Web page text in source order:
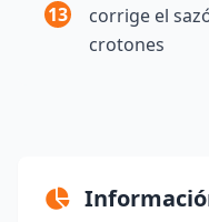
13
corrige el
crotones